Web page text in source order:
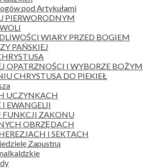
pod Artykułami
PIERWORODNYM
WIARY PRZED BOGIEM
PAŃSKIEJ
OPATRZNOŚCI I WYBORZE BOŻYM
CHRYSTUSA DO PIEKIEŁ
UCZYNKACH
EWANGELII
FUNKCJI ZAKONU
OBRZĘDACH
I SEKTACH
Zapustną